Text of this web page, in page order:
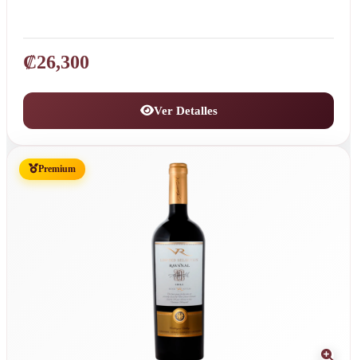
₡26,300
Ver Detalles
Premium